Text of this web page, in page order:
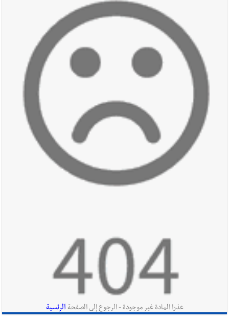
أخبار صيدا مفرزة صيدا القضائية توقف ثلاثة أشخاص بجرائم
استدراج وابتزاز واعتداء جنسي على قاصر
خلال استقباله قائد القوة المشتركة الألمانية اللواء Alexander
Sollfrank على ضرورة تعزيز التعاون بين الجيشَين
أخبار لبنان
الطقس غدا صيفي معتاد والحرارة ضمن معدلاتها
راتب النائب من 3 آلاف إلى 5 آلاف دولار شهرياً...
فكيف أقرّت الزيادة؟
عذرا المادة غير موجودة - الرجوع إلى الصفحة الرئسية